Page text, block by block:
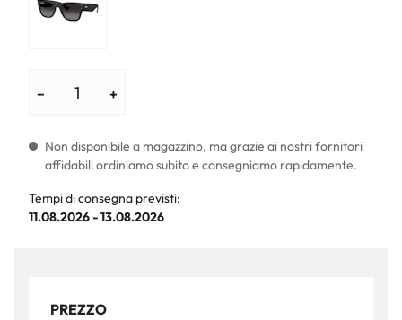
− +
Non disponibile a magazzino, ma grazie ai nostri fornitori
affidabili ordiniamo subito e consegniamo rapidamente.
Tempi di consegna previsti:
11.08.2026 - 13.08.2026
PREZZO